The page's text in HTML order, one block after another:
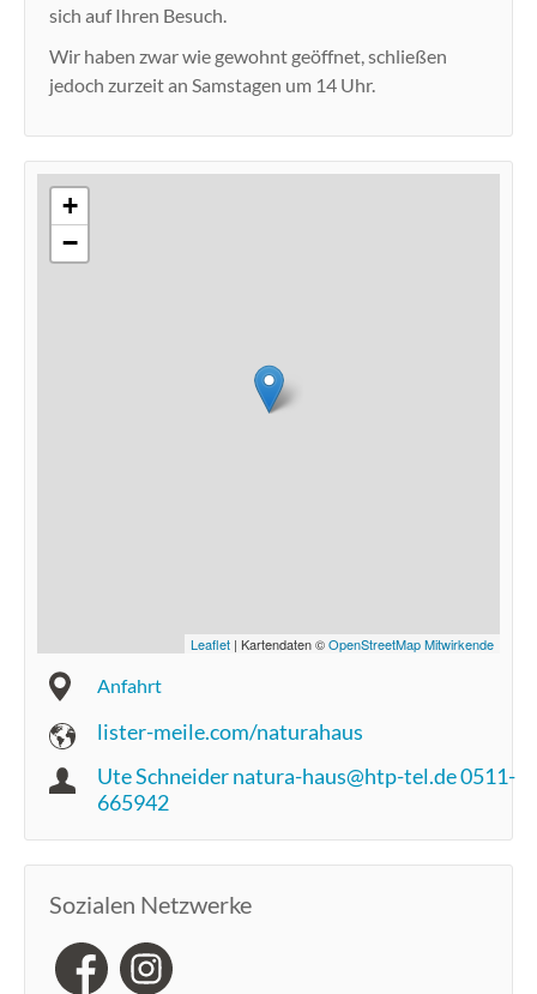
sich auf Ihren Besuch.
Wir haben zwar wie gewohnt geöffnet, schließen
jedoch zurzeit an Samstagen um 14 Uhr.
+
−
Leaflet | Kartendaten ©OpenStreetMap Mitwirkende
Anfahrt
lister-meile.com/naturahaus
Ute Schneider natura-haus@htp-tel.de 0511-
665942
Sozialen Netzwerke